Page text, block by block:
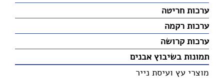
ערכות חריטה
ערכות רקמה
ערכות קרושה
תמונות בשיבוץ אבנים
מוצרי עץ ועיסת נייר